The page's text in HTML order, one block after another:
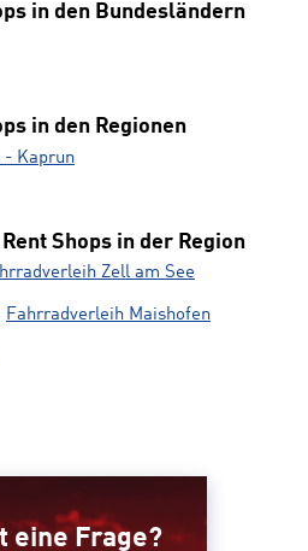
in den Bundesländern
in den Regionen
- Kaprun
Shops in der Region
Zell am See
Fahrradverleih Maishofen
eine Frage?